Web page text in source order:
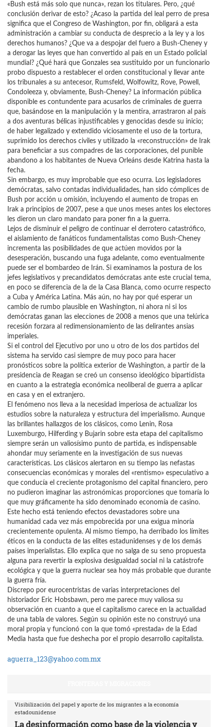
«Bush está más solo que nunca», rezan los titulares. Pero, ¿qué
conclusión derivar de esto? ¿Acaso la partida del leal perro de presa
significa que el Congreso de Washington, por fin, obligará a esta
administración a cambiar su conducta de desprecio a la ley y a los
derechos humanos? ¿Que va a despojar del fuero a Bush-Cheney y
a derogar las leyes que han convertido al país en un Estado policial
mundial? ¿Qué hará que Gonzales sea sustituido por un funcionario
probo dispuesto a restablecer el orden constitucional y llevar ante
los tribunales a su antecesor, Rumsfeld, Wolfowitz, Rove, Powell,
Condoleeza y, obviamente, Bush-Cheney? La información pública
disponible es contundente para acusarlos de criminales de guerra
que, basándose en la manipulación y la mentira, arrastraron al país
a dos aventuras bélicas injustificables y genocidas desde su inicio;
de haber legalizado y extendido viciosamente el uso de la tortura,
suprimido los derechos civiles y utilizado la «reconstrucción» de Irak
para beneficiar a sus compadres de las corporaciones, del punible
abandono a los habitantes de Nueva Orleáns desde Katrina hasta la
fecha.
Sin embargo, es muy improbable que eso ocurra. Los legisladores
demócratas, salvo contadas individualidades, han sido cómplices de
Bush por acción u omisión, incluyendo el aumento de tropas en
Irak a principios de 2007, pese a que unos meses antes los electores
les dieron un claro mandato para poner fin a la guerra.
Lejos de disminuir el peligro de continuar el derrotero catastrófico,
el aislamiento de fanáticos fundamentalistas como Bush-Cheney
incrementa las posibilidades de que actúen movidos por la
desesperación, buscando una fuga adelante, como eventualmente
puede ser el bombardeo de Irán. Si examinamos la postura de los
jefes legislativos y precandidatos demócratas ante este crucial tema,
en poco se diferencia de la de la Casa Blanca, como ocurre respecto
a Cuba y América Latina. Más aún, no hay por qué esperar un
cambio de rumbo plausible en Washington, ni ahora ni si los
demócratas ganan las elecciones de 2008 a menos que una telúrica
recesión forzara al redimensionamiento de las delirantes ansias
imperiales.
Si el control del Ejecutivo por uno u otro de los dos partidos del
sistema ha servido casi siempre de muy poco para hacer
pronósticos sobre la política exterior de Washington, a partir de la
presidencia de Reagan se creó un consenso ideológico bipartidista
en cuanto a la estrategia económica neoliberal de guerra a aplicar
en casa y en el extranjero.
El fenómeno nos lleva a la necesidad imperiosa de actualizar los
estudios sobre la naturaleza y estructura del imperialismo. Aunque
las brillantes hallazgos de los clásicos, como Lenin, Rosa
Luxemburgo, Hilferding y Bujarin sobre esta etapa del capitalismo
siempre serán un valiosísimo punto de partida, es indispensable
ahondar muy seriamente en la investigación de sus nuevas
características. Los clásicos alertaron en su tiempo las nefastas
consecuencias económicas y morales del «rentismo» especulativo a
que conducía el creciente protagonismo del capital financiero, pero
no pudieron imaginar las astronómicas proporciones que tomaría lo
que muy gráficamente ha sido denominado economía de casino.
Este hecho está teniendo efectos devastadores sobre una
humanidad cada vez más empobrecida por una exigua minoría
crecientemente opulenta. Al mismo tiempo, ha derribado los límites
éticos en la conducta de las elites estadunidenses y de los demás
países imperialistas. Ello explica que no salga de su seno propuesta
alguna para revertir la explosiva desigualdad social ni la catástrofe
ecológica y que la guerra nuclear sea hoy más probable que durante
la guerra fría.
Discrepo por eurocentristas de varias interpretaciones del
historiador Eric Hobsbawn, pero me parece muy valiosa su
observación en cuanto a que el capitalismo carece en la actualidad
de una tabla de valores. Según su opinión este no construyó una
moral propia y funcionó con la que tomó «prestada» de la Edad
Media hasta que fue deshecha por el propio desarrollo capitalista.
aguerra_123@yahoo.com.mx
Visibilización del papel y aporte de los migrantes a la economía
estadounidense
La desinformación como base de la violencia y